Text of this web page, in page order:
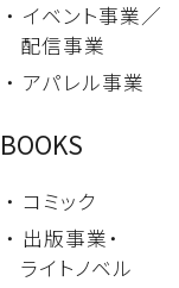
・ イベント事業／
配信事業
・ アパレル事業
BOOKS
・ コミック
・ 出版事業・
ライトノベル